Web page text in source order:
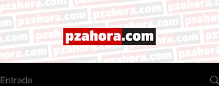
Entrada